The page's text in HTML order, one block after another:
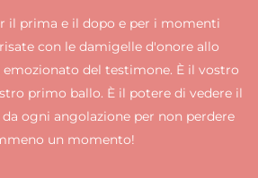
il prima e il dopo e per i momenti
con le damigelle d'onore allo
del testimone. È il vostro
primo ballo. È il potere di vedere il
ogni angolazione per non perdere
un momento!